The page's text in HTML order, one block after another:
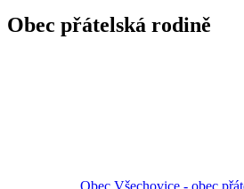
Obec přátelská rodině
Obec Všechovice - obec